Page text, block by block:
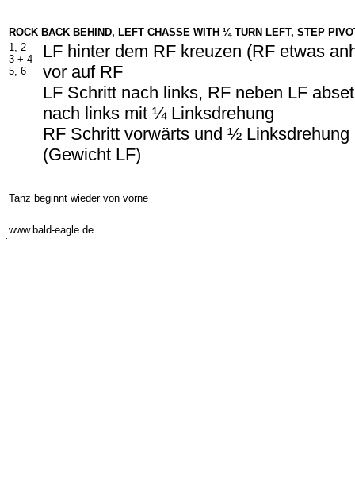
ROCK BACK BEHIND, LEFT CHASSE WITH ¼ TURN LEFT, STEP
1, 2
3 + 4
5, 6
LF hinter dem RF kreuzen (RF etwas
vor auf RF
LF Schritt nach links, RF neben LF
nach links mit ¼ Linksdrehung
RF Schritt vorwärts und ½
(Gewicht LF)
Tanz beginnt wieder von vorne
www.bald-eagle.de